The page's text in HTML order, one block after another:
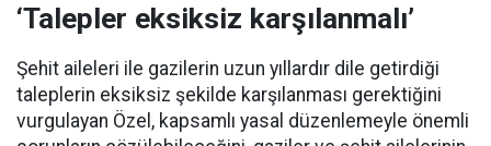
‘Talepler eksiksiz karşılanmalı’
Şehit aileleri ile gazilerin uzun yıllardır dile getirdiği
taleplerin eksiksiz şekilde karşılanması gerektiğini
vurgulayan Özel, kapsamlı yasal düzenlemeyle önemli